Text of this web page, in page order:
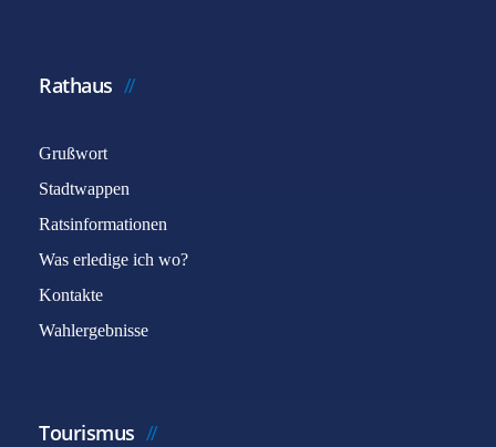
Rathaus
Grußwort
Stadtwappen
Ratsinformationen
Was erledige ich wo?
Kontakte
Wahlergebnisse
Tourismus